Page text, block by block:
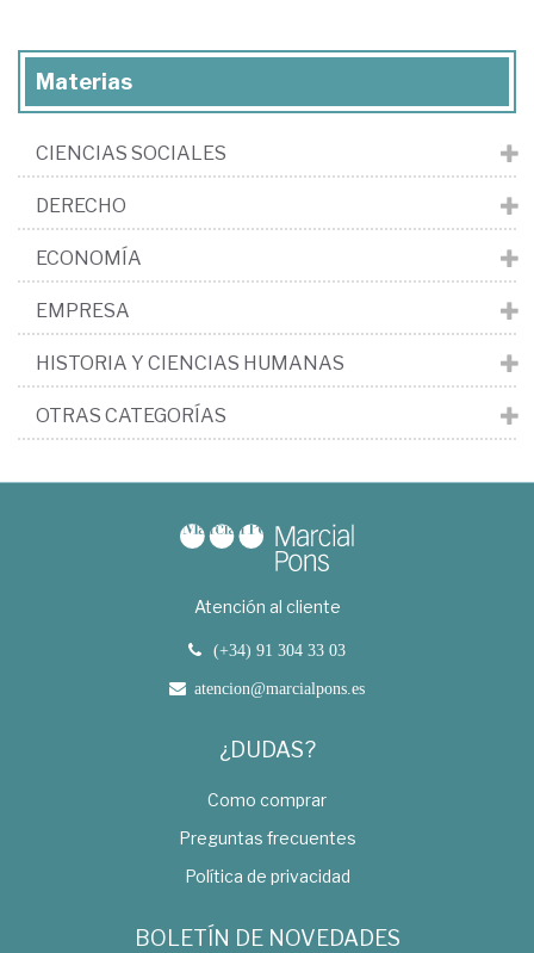
Materias
CIENCIAS SOCIALES
DERECHO
ECONOMÍA
EMPRESA
HISTORIA Y CIENCIAS HUMANAS
OTRAS CATEGORÍAS
Atención al cliente
(+34) 91 304 33 03
atencion@marcialpons.es
¿DUDAS?
Como comprar
Preguntas frecuentes
Política de privacidad
BOLETÍN DE NOVEDADES